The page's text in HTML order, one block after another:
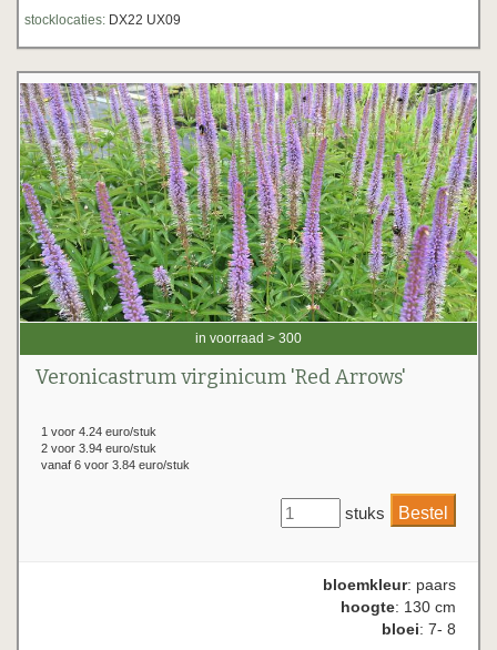
stocklocaties: DX22 UX09
in voorraad > 300
Veronicastrum virginicum 'Red Arrows'
1 voor 4.24 euro/stuk
2 voor 3.94 euro/stuk
vanaf 6 voor 3.84 euro/stuk
stuks
bloemkleur: paars
hoogte: 130 cm
bloei: 7- 8